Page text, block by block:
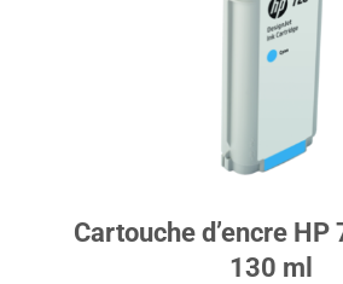
Cartouche d’encre HP
130 ml